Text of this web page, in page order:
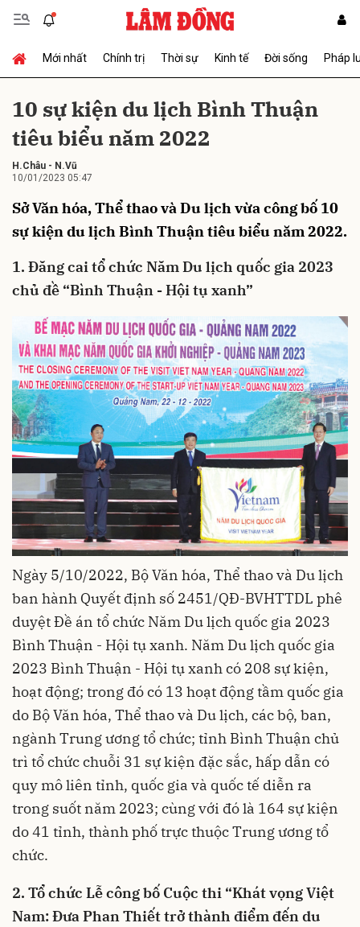
Mới nhất Chính trị Thời sự Kinh tế Đời sống Pháp
10 sự kiện du lịch Bình Thuận
tiêu biểu năm 2022
H.Châu - N.Vũ
10/01/2023 05:47
Sở Văn hóa, Thể thao và Du lịch vừa công bố 10
sự kiện du lịch Bình Thuận tiêu biểu năm 2022.
1. Đăng cai tổ chức Năm Du lịch quốc gia 2023
chủ đề “Bình Thuận - Hội tụ xanh”
Ngày 5/10/2022, Bộ Văn hóa, Thể thao và Du lịch
ban hành Quyết định số 2451/QĐ-BVHTTDL phê
duyệt Đề án tổ chức Năm Du lịch quốc gia 2023
Bình Thuận - Hội tụ xanh. Năm Du lịch quốc gia
2023 Bình Thuận - Hội tụ xanh có 208 sự kiện,
hoạt động; trong đó có 13 hoạt động tầm quốc gia
do Bộ Văn hóa, Thể thao và Du lịch, các bộ, ban,
ngành Trung ương tổ chức; tỉnh Bình Thuận chủ
trì tổ chức chuỗi 31 sự kiện đặc sắc, hấp dẫn có
quy mô liên tỉnh, quốc gia và quốc tế diễn ra
trong suốt năm 2023; cùng với đó là 164 sự kiện
do 41 tỉnh, thành phố trực thuộc Trung ương tổ
chức.
2. Tổ chức Lễ công bố Cuộc thi “Khát vọng Việt
Nam: Đưa Phan Thiết trở thành điểm đến du
Gửi bình luận